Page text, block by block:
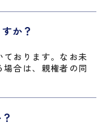
か？
ております。なお未
合は、親権者の同